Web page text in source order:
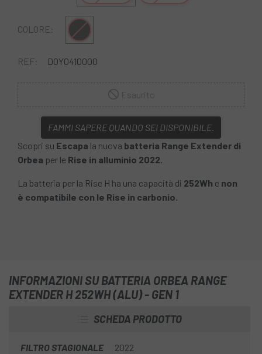
COLORE: Nero
REF: DOY0410000
FAMMI SAPERE QUANDO SEI DISPONIBILE.
Scopri su Escapa la nuova batteria Range Extender di
Orbea per le Rise in alluminio 2022.
La batteria per la Rise H ha una capacità di 252Wh e non
è compatibile con le Rise in carbonio.
INFORMAZIONI SU BATTERIA ORBEA RANGE
EXTENDER H 252WH (ALU) - GEN 1
SCHEDA PRODOTTO
FILTRO STAGIONALE 2022